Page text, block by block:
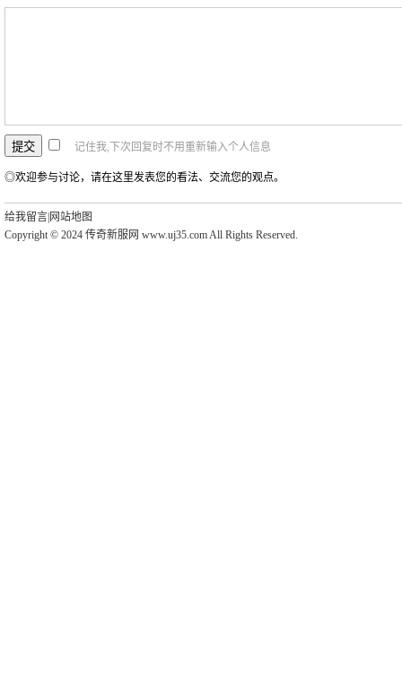
记住我,下次回复时不用重新输入个人信息
◎欢迎参与讨论，请在这里发表您的看法、交流您的观点。
给我留言 网站地图
Copyright © 2024 传奇新服网 www.uj35.com All Rights Reserved.